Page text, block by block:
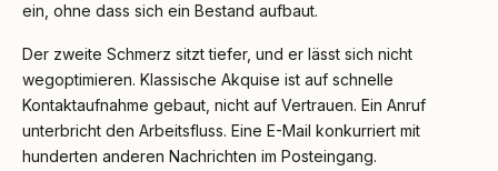
ein, ohne dass sich ein Bestand aufbaut.
Der zweite Schmerz sitzt tiefer, und er lässt sich nicht
wegoptimieren. Klassische Akquise ist auf schnelle
Kontaktaufnahme gebaut, nicht auf Vertrauen. Ein Anruf
unterbricht den Arbeitsfluss. Eine E-Mail konkurriert mit
hunderten anderen Nachrichten im Posteingang.